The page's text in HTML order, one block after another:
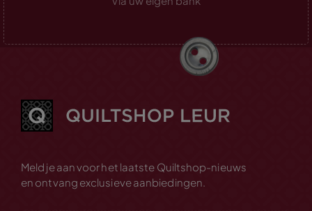
Meld je aan voor het laatste Quiltshop-nieuws
en ontvang exclusieve aanbiedingen.